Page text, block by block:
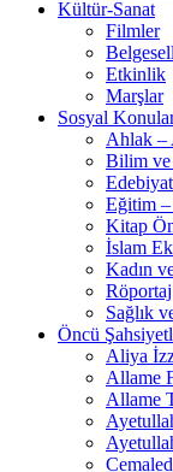
Kültür-Sanat
Filmler
Etkinlik
Marşlar
Sosyal
Ahlak –
Bilim
Edebiyat
Eğitim –
Kitap
İslam
Kadın
Röportaj
Sağlık
Öncü
Aliya
Allame
Allame